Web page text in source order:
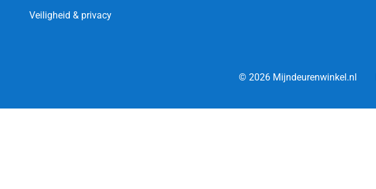
Veiligheid & privacy
© 2026 Mijndeurenwinkel.nl